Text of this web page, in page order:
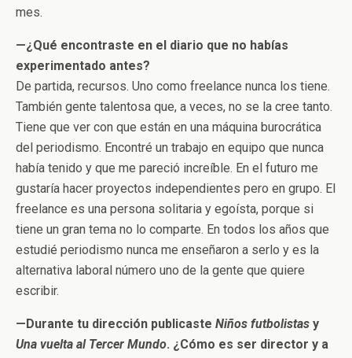
mes.
—¿Qué encontraste en el diario que no habías
experimentado antes?
De partida, recursos. Uno como freelance nunca los tiene.
También gente talentosa que, a veces, no se la cree tanto.
Tiene que ver con que están en una máquina burocrática
del periodismo. Encontré un trabajo en equipo que nunca
había tenido y que me pareció increíble. En el futuro me
gustaría hacer proyectos independientes pero en grupo. El
freelance es una persona solitaria y egoísta, porque si
tiene un gran tema no lo comparte. En todos los años que
estudié periodismo nunca me enseñaron a serlo y es la
alternativa laboral número uno de la gente que quiere
escribir.
—Durante tu dirección publicaste Niños futbolistas y
Una vuelta al Tercer Mundo. ¿Cómo es ser director y a